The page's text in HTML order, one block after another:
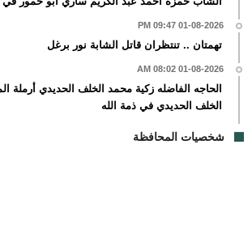
01-08-2026 09:47 PM
تهمتان .. تنتظران قاتل الشابة نور برغل
01-08-2026 08:02 AM
الحاجه الفاضله زكية محمد الخلف الحديدي أرملة
الخلف الحديدي في ذمة الله
شخصيات المحافظة